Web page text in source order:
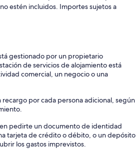
estén incluidos. Importes sujetos a
gestionado por un propietario
de servicios de alojamiento está
comercial, un negocio o una
recargo por cada persona adicional, según
pedirte un documento de identidad
tarjeta de crédito o débito, o un depósito
los gastos imprevistos.